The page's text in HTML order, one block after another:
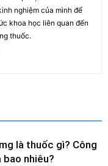
nghiệm của mình để
khoa học liên quan đến
thuốc.
là thuốc gì? Công
bao nhiêu?